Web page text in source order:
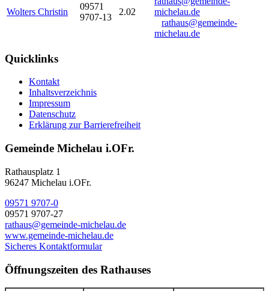
Wolters Christin
09571
9707-13
2.02
rathaus@gemeinde-
michelau.de
Quicklinks
Kontakt
Inhaltsverzeichnis
Impressum
Datenschutz
Erklärung zur Barrierefreiheit
Gemeinde Michelau i.OFr.
Rathausplatz 1
96247 Michelau i.OFr.
09571 9707-0
09571 9707-27
rathaus@gemeinde-michelau.de
www.gemeinde-michelau.de
Sicheres Kontaktformular
Öffnungszeiten des Rathauses